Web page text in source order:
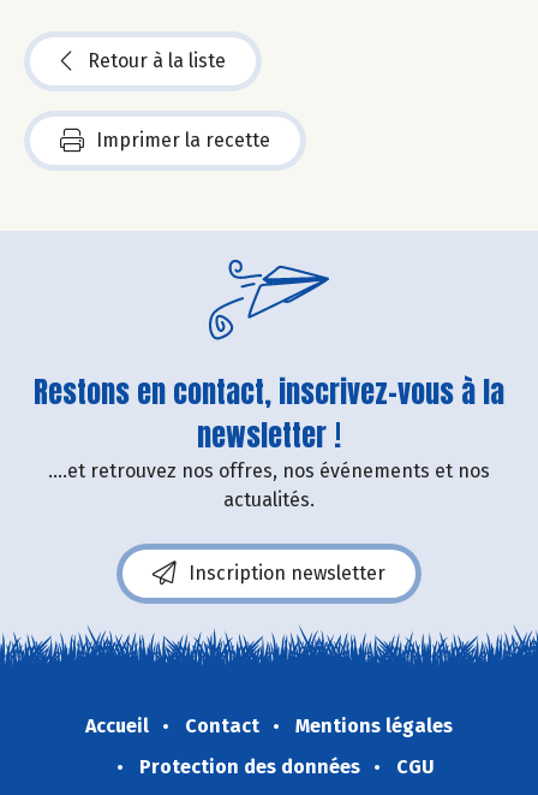
Retour à la liste
Imprimer la recette
Restons en contact, inscrivez-vous à la
newsletter !
....et retrouvez nos offres, nos événements et nos
actualités.
Inscription newsletter
Accueil Contact
Mentions légales
Protection des données
CGU